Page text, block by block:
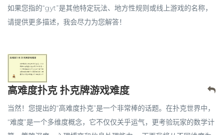
如果您指的“gyt”是其他特定玩法、地方性规则或线上游戏的名称，
请提供更多描述，我会尽力为您解答！
高难度扑克 扑克牌游戏难度
当然！您提出的“高难度扑克”是一个非常棒的话题。在扑克世界中，
“难度”是一个多维度概念，它不仅仅关乎运气，更考验玩家的数学计